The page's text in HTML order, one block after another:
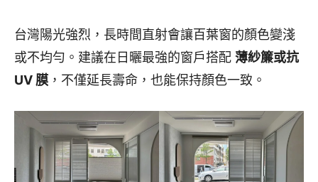
台灣陽光強烈，長時間直射會讓百葉窗的顏色變淺
或不均勻。建議在日曬最強的窗戶搭配 薄紗簾或抗
UV 膜 ，不僅延長壽命，也能保持顏色一致。